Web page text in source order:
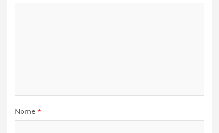
Nome *